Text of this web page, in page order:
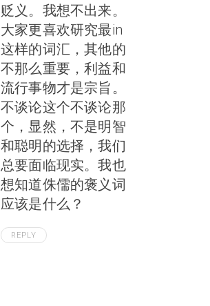
贬义。我想不出来。
大家更喜欢研究最in
这样的词汇，其他的
不那么重要，利益和
流行事物才是宗旨。
不谈论这个不谈论那
个，显然，不是明智
和聪明的选择，我们
总要面临现实。我也
想知道侏儒的褒义词
应该是什么？
REPLY